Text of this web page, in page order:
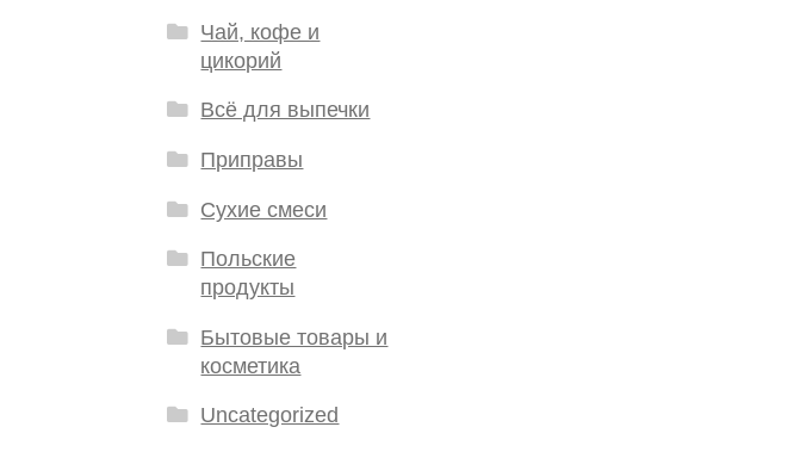
Чай, кофе и
цикорий
Всё для выпечки
Приправы
Сухие смеси
Польские
продукты
Бытовые товары и
косметика
Uncategorized